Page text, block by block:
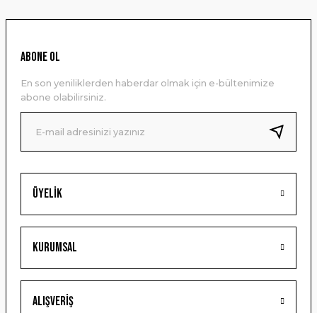
Ürün resmi kalitesiz, bozuk veya görüntülenemiyor.
Ürün bilgilerinde hatalar bulunuyor.
Ürün fiyatı diğer sitelerden daha pahalı.
Bu ürüne benzer farklı alternatifler olmalı.
Gönder
Üyelik
Kurumsal
Alışveriş
ABONE OL
En son yeniliklerden haberdar olmak için e-bültenimize
abone olabilirsiniz.